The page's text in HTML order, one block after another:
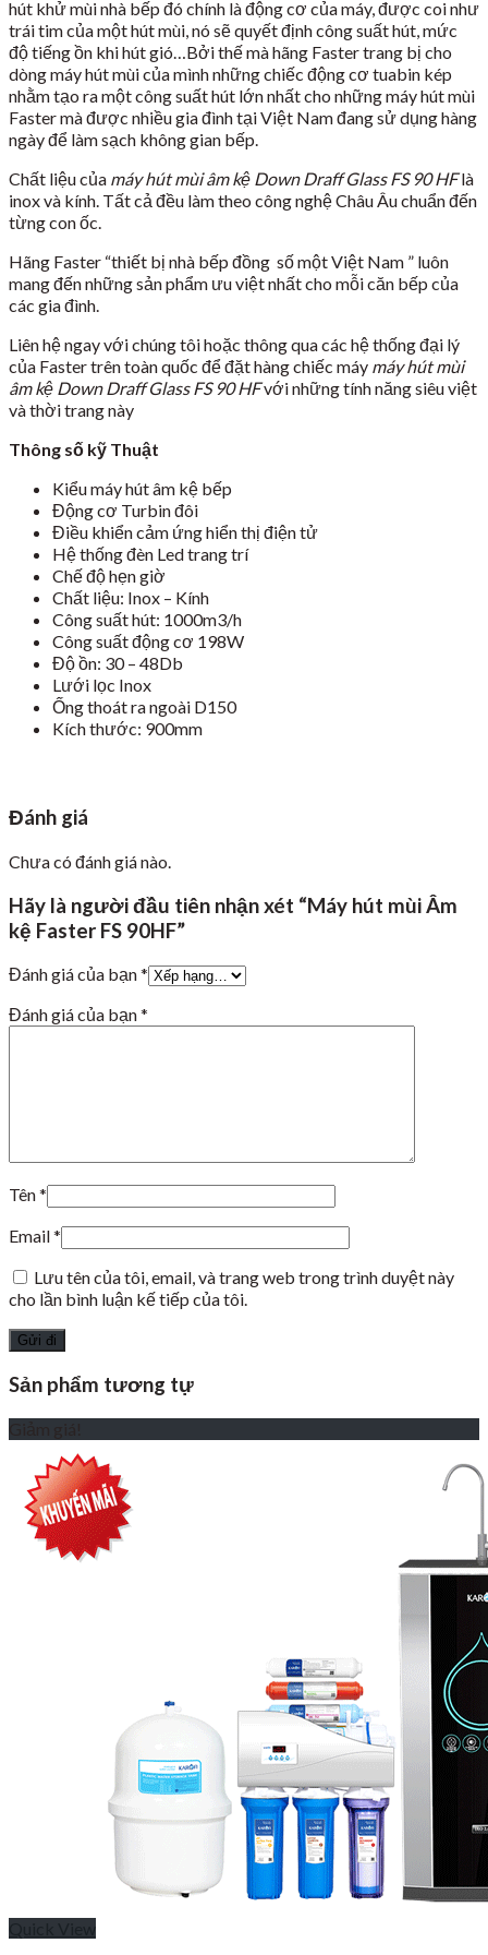
hút khử mùi nhà bếp đó chính là động cơ của máy, được coi như
trái tim của một hút mùi, nó sẽ quyết định công suất hút, mức
độ tiếng ồn khi hút gió…Bởi thế mà hãng Faster trang bị cho
dòng máy hút mùi của mình những chiếc động cơ tuabin kép
nhằm tạo ra một công suất hút lớn nhất cho những máy hút mùi
Faster mà được nhiều gia đình tại Việt Nam đang sử dụng hàng
ngày để làm sạch không gian bếp.
Chất liệu của máy hút mùi âm kệ Down Draff Glass FS 90 HFlà
inox và kính. Tất cả đều làm theo công nghệ Châu Âu chuẩn đến
từng con ốc.
Hãng Faster “thiết bị nhà bếp đồng số một Việt Nam ” luôn
mang đến những sản phẩm ưu việt nhất cho mỗi căn bếp của
các gia đình.
Liên hệ ngay với chúng tôi hoặc thông qua các hệ thống đại lý
của Faster trên toàn quốc để đặt hàng chiếc máy máy hút mùi
âm kệ Down Draff Glass FS 90 HFvới những tính năng siêu việt
và thời trang này
Thông số kỹ Thuật
Kiểu máy hút âm kệ bếp
Động cơ Turbin đôi
Điều khiển cảm ứng hiển thị điện tử
Hệ thống đèn Led trang trí
Chế độ hẹn giờ
Chất liệu: Inox – Kính
Công suất hút: 1000m3/h
Công suất động cơ 198W
Độ ồn: 30 – 48Db
Lưới lọc Inox
Ống thoát ra ngoài D150
Kích thước: 900mm
Đánh giá
Chưa có đánh giá nào.
Hãy là người đầu tiên nhận xét “Máy hút mùi Âm
kệ Faster FS 90HF”
Đánh giá của bạn*
Đánh giá của bạn*
Tên*
Email*
Lưu tên của tôi, email, và trang web trong trình duyệt này
cho lần bình luận kế tiếp của tôi.
Sản phẩm tương tự